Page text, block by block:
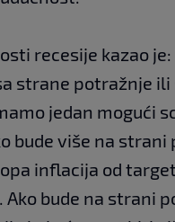
recesije kazao
strane potražnje ili
jedan mogući
bude više na
inflacija od
Ako bude na strani